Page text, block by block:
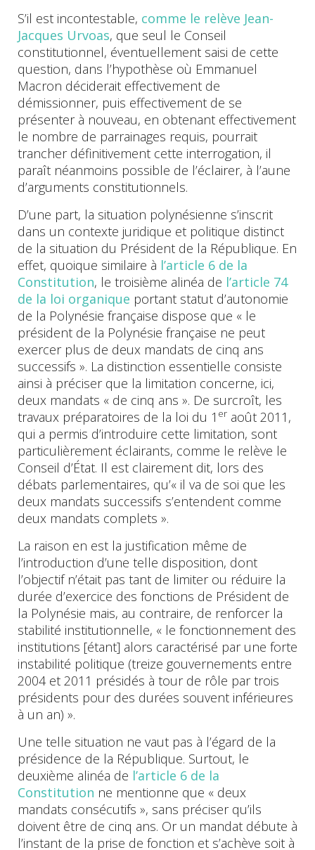
S’il est incontestable, comme le relève Jean-
Jacques Urvoas, que seul le Conseil
constitutionnel, éventuellement saisi de cette
question, dans l’hypothèse où Emmanuel
Macron déciderait effectivement de
démissionner, puis effectivement de se
présenter à nouveau, en obtenant effectivement
le nombre de parrainages requis, pourrait
trancher définitivement cette interrogation, il
paraît néanmoins possible de l’éclairer, à l’aune
d’arguments constitutionnels.
D’une part, la situation polynésienne s’inscrit
dans un contexte juridique et politique distinct
de la situation du Président de la République. En
effet, quoique similaire à l’article 6 de la
Constitution, le troisième alinéa de l’article 74
de la loi organique portant statut d’autonomie
de la Polynésie française dispose que « le
président de la Polynésie française ne peut
exercer plus de deux mandats de cinq ans
successifs ». La distinction essentielle consiste
ainsi à préciser que la limitation concerne, ici,
deux mandats « de cinq ans ». De surcroît, les
travaux préparatoires de la loi du 1 er août 2011,
qui a permis d’introduire cette limitation, sont
particulièrement éclairants, comme le relève le
Conseil d’État. Il est clairement dit, lors des
débats parlementaires, qu’« il va de soi que les
deux mandats successifs s’entendent comme
deux mandats complets ».
La raison en est la justification même de
l’introduction d’une telle disposition, dont
l’objectif n’était pas tant de limiter ou réduire la
durée d’exercice des fonctions de Président de
la Polynésie mais, au contraire, de renforcer la
stabilité institutionnelle, « le fonctionnement des
institutions [étant] alors caractérisé par une forte
instabilité politique (treize gouvernements entre
2004 et 2011 présidés à tour de rôle par trois
présidents pour des durées souvent inférieures
à un an) ».
Une telle situation ne vaut pas à l’égard de la
présidence de la République. Surtout, le
deuxième alinéa de l’article 6 de la
Constitution ne mentionne que « deux
mandats consécutifs », sans préciser qu’ils
doivent être de cinq ans. Or un mandat débute à
l’instant de la prise de fonction et s’achève soit à